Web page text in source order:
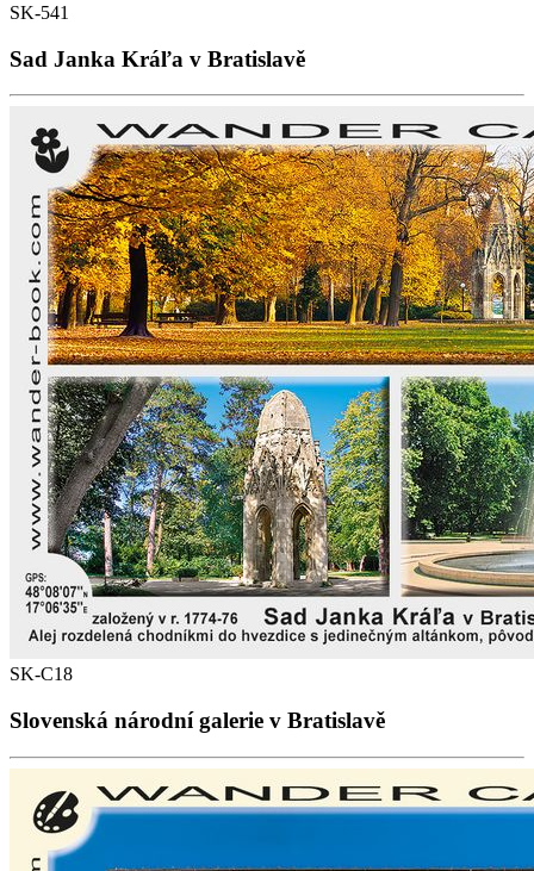
SK-541
Sad Janka Kráľa v Bratislavě
SK-C18
Slovenská národní galerie v Bratislavě